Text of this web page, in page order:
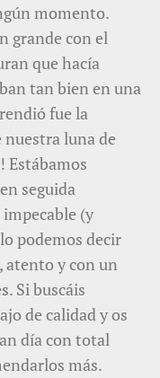
momento.
grande con el
que hacía
tan bien en una
fue la
nuestra luna de
Estábamos
seguida
(y
podemos decir
atento y con un
Si buscáis
de calidad y os
día con total
más.